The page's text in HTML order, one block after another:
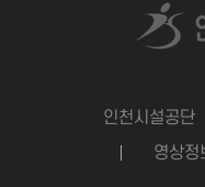
인천시설공단
영상정